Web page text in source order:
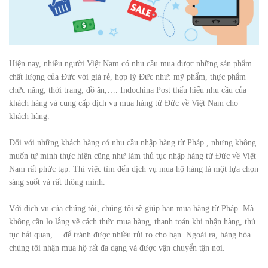
Hiện nay, nhiều người Việt Nam có nhu cầu mua được những sản phẩm
chất lượng của Đức với giá rẻ, hợp lý Đức như: mỹ phẩm, thực phẩm
chức năng, thời trang, đồ ăn,….
Indochina Post thấu hiểu nhu cầu của
khách hàng và cung cấp dịch vụ mua hàng từ Đức về Việt Nam cho
khách hàng.
Đối với những khách hàng có nhu cầu nhập hàng từ Pháp nhưng không
muốn tự mình thực hiện cũng như làm thủ tục nhập hàng từ Đức về Việt
Nam rất phức tạp. Thì việc tìm đến dịch vụ mua hộ hàng là một lựa chọn
sáng suốt và rất thông minh.
Với dịch vụ của chúng tôi, chúng tôi sẽ giúp bạn mua hàng từ Pháp. Mà
không cần lo lắng về cách thức mua hàng, thanh toán khi nhận hàng, thủ
tục hải quan,… để tránh được nhiều rủi ro cho bạn. Ngoài ra, hàng hóa
chúng tôi nhận mua hộ rất đa dạng và được vận chuyển tận nơi.